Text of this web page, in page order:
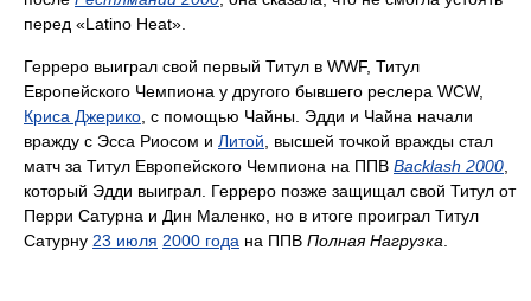
перед «Latino Heat».
Герреро выиграл свой первый Титул в WWF, Титул
Европейского Чемпиона у другого бывшего реслера WCW,
Криса Джерико , с помощью Чайны. Эдди и Чайна начали
вражду с Эсса Риосом и Литой , высшей точкой вражды стал
матч за Титул Европейского Чемпиона на ППВ Backlash 2000
который Эдди выиграл. Герреро позже защищал свой Титул от
Перри Сатурна и Дин Маленко, но в итоге проиграл Титул
Сатурну 23 июля 2000 года на ППВ Полная Нагрузка